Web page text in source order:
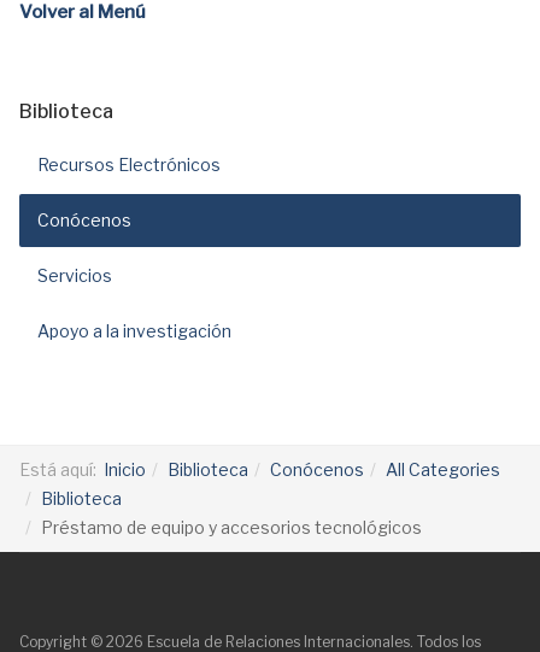
Volver al Menú
Biblioteca
Recursos Electrónicos
Conócenos
Servicios
Apoyo a la investigación
Está aquí: Inicio Biblioteca Conócenos
All Categories
Biblioteca
Préstamo de equipo y accesorios tecnológicos
Copyright © 2026 Escuela de Relaciones Internacionales. Todos los